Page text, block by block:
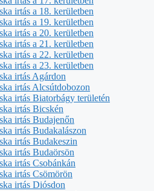
irtás a 18. kerületben
irtás a 19. kerületben
irtás a 20. kerületben
irtás a 21. kerületben
irtás a 22. kerületben
irtás a 23. kerületben
irtás Agárdon
irtás Alcsútdobozon
irtás Biatorbágy területén
irtás Bicskén
irtás Budajenőn
irtás Budakalászon
irtás Budakeszin
irtás Budaörsön
irtás Csobánkán
irtás Csömörön
irtás Diósdon